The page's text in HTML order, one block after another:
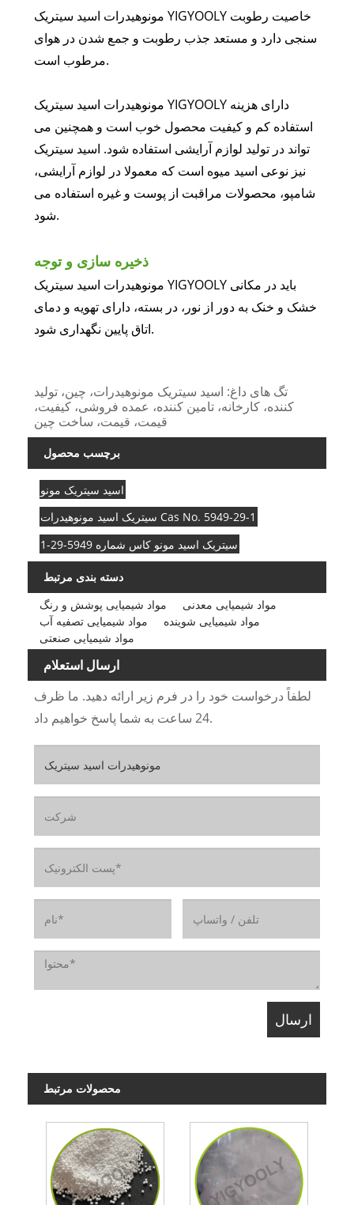
مونوهیدرات اسید سیتریک YIGYOOLY خاصیت رطوبت
سنجی دارد و مستعد جذب رطوبت و جمع شدن در هوای
مرطوب است.
مونوهیدرات اسید سیتریک YIGYOOLY دارای هزینه
استفاده کم و کیفیت محصول خوب است و همچنین می
تواند در تولید لوازم آرایشی استفاده شود. اسید سیتریک
نیز نوعی اسید میوه است که معمولا در لوازم آرایشی،
شامپو، محصولات مراقبت از پوست و غیره استفاده می
شود.
ذخیره سازی و توجه
مونوهیدرات اسید سیتریک YIGYOOLY باید در مکانی
خشک و خنک به دور از نور، در بسته، دارای تهویه و دمای
اتاق پایین نگهداری شود.
تگ های داغ: اسید سیتریک مونوهیدرات، چین، تولید
کننده، کارخانه، تامین کننده، عمده فروشی، کیفیت،
قیمت، قیمت، ساخت چین
برچسب محصول
اسید سیتریک مونو
سیتریک اسید مونوهیدرات Cas No. 5949-29-1
سیتریک اسید مونو کاس شماره 5949-29-1
دسته بندی مرتبط
مواد شیمیایی پوشش و رنگ
مواد شیمیایی معدنی
مواد شیمیایی تصفیه آب
مواد شیمیایی شوینده
مواد شیمیایی صنعتی
ارسال استعلام
لطفاً درخواست خود را در فرم زیر ارائه دهید. ما ظرف
24 ساعت به شما پاسخ خواهیم داد.
محصولات مرتبط